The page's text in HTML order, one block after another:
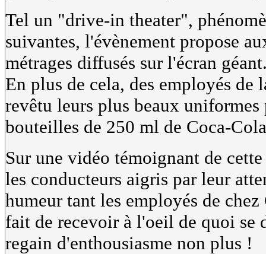
Tel un "drive-in theater",
suivantes, l'évènement propose
métrages diffusés sur l'écran
En plus de cela, des employés
revêtu leurs plus beaux
bouteilles de 250 ml de Coca-
Sur une vidéo témoignant de
les conducteurs aigris par leur
humeur tant les employés de
fait de recevoir à l'oeil de quoi se
regain d'enthousiasme non plus !